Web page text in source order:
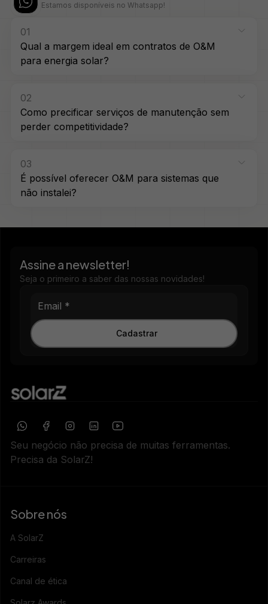
Estamos disponíveis no Whatsapp!
01
Qual a margem ideal em contratos de O&M
para energia solar?
02
Como precificar serviços de manutenção sem
perder competitividade?
03
É possível oferecer O&M para sistemas que
não instalei?
Assine a newsletter!
Seja o primeiro a saber das nossas novidades!
Cadastrar
Seu negócio não precisa de muitas ferramentas.
Precisa da SolarZ!
Sobre nós
A SolarZ
Carreiras
Canal de ética